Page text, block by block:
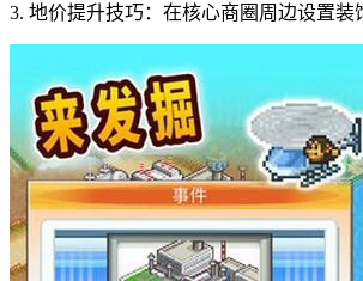
3. 地价提升技巧：在核心商圈周边设置